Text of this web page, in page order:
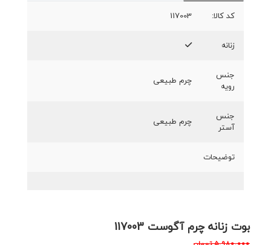
بوت زنانه چرم آگوست 117003
کد کالا: 117003
زنانه
جنس
رویه
چرم طبیعی
جنس
آستر
چرم طبیعی
توضیحات